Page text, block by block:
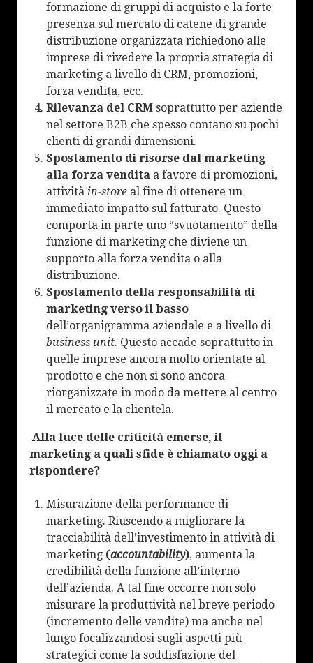
formazione di gruppi di acquisto e la forte
presenza sul mercato di catene di grande
distribuzione organizzata richiedono alle
imprese di rivedere la propria strategia di
marketing a livello di CRM, promozioni,
forza vendita, ecc.
Rilevanza del CRMsoprattutto per aziende
nel settore B2B che spesso contano su pochi
clienti di grandi dimensioni.
Spostamento di risorse dal marketing
alla forza venditaa favore di promozioni,
attività in-storeal fine di ottenere un
immediato impatto sul fatturato. Questo
comporta in parte uno “svuotamento” della
funzione di marketing che diviene un
supporto alla forza vendita o alla
distribuzione.
Spostamento della responsabilità di
marketing verso il basso
dell’organigramma aziendale e a livello di
business unit. Questo accade soprattutto in
quelle imprese ancora molto orientate al
prodotto e che non si sono ancora
riorganizzate in modo da mettere al centro
il mercato e la clientela.
Alla luce delle criticità emerse, il
marketing a quali sfide è chiamato oggi a
rispondere?
Misurazione della performance di
marketing. Riuscendo a migliorare la
tracciabilità dell’investimento in attività di
marketing (accountability), aumenta la
credibilità della funzione all’interno
dell’azienda. A tal fine occorre non solo
misurare la produttività nel breve periodo
(incremento delle vendite) ma anche nel
lungo focalizzandosi sugli aspetti più
strategici come la soddisfazione del